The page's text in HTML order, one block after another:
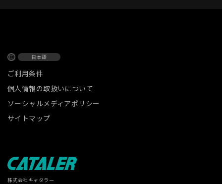
株式会社キャタラー
日本語
ご利用条件
個人情報の取扱いについて
ソーシャルメディアポリシー
サイトマップ